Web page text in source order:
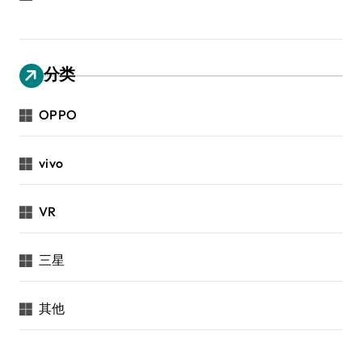
分类
OPPO
vivo
VR
三星
其他